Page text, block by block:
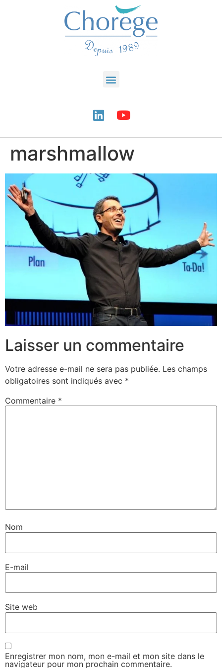
marshmallow
Laisser un commentaire
Votre adresse e-mail ne sera pas publiée. Les champs
obligatoires sont indiqués avec *
Commentaire *
Nom
E-mail
Site web
Enregistrer mon nom, mon e-mail et mon site dans le
navigateur pour mon prochain commentaire.